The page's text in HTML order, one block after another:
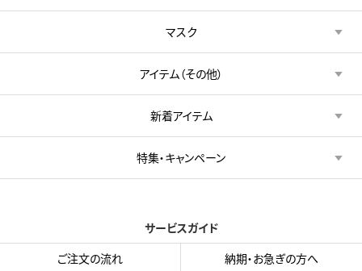
マスク
アイテム（その他）
新着アイテム
特集・キャンペーン
サービスガイド
ご注文の流れ
納期・お急ぎの方へ